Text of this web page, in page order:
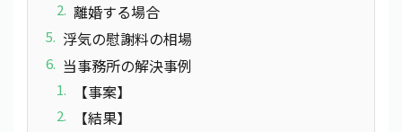
離婚する場合
浮気の慰謝料の相場
当事務所の解決事例
【事案】
【結果】